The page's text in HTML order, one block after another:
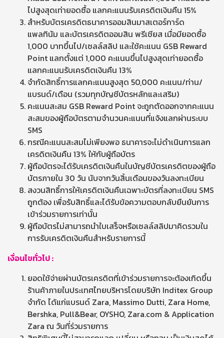
ไปสูงสุดเท่ายอดซื้อ แลกคะแนนรับเครดิตเงินคืน 15%
สำหรับบัตรเครดิตธนาคารออมสินมาสเตอร์การ์ด
แพลทินัม และบัตรเครดิตออมสิน พรีเชียส เมื่อมียอดซื้อ
1,000 บาทขึ้นไป/เซลล์สลิป และใช้คะแนน GSB Reward
Point แลกตั้งแต่ 1,000 คะแนนขึ้นไปสูงสุดเท่ายอดซื้อ
แลกคะแนนรับเครดิตเงินคืน 13%
จำกัดสิทธิ์การแลกคะแนนสูงสุด 50,000 คะแนน/ท่าน/
แบรนด์/เดือน (รวมทุกบัญชีบัตรหลักและเสริม)
คะแนนสะสม GSB Reward Point จะถูกตัดออกจากคะแนน
สะสมของผู้ถือบัตรตามจำนวนคะแนนที่แจ้งแลกผ่านระบบ
SMS
กรณีคะแนนสะสมไม่เพียงพอ ธนาคารจะไม่ดำเนินการแลก
เครดิตเงินคืน 13% ให้กับผู้ถือบัตร
ผู้ถือบัตรจะได้รับเครดิตเงินคืนในบัญชีบัตรเครดิตของผู้ถือ
บัตรภายใน 30 วัน นับจากวันสิ้นเดือนของวันลงทะเบียน
สงวนสิทธิ์การให้เครดิตเงินคืนเฉพาะบัตรที่ลงทะเบียน SMS
ถูกต้อง เพื่อรับสิทธิ์และได้รับข้อความตอบกลับยืนยันการ
เข้าร่วมรายการเท่านั้น
ผู้ถือบัตรไม่สามารถนำใบเสร็จหรือเซลล์สลิปมาคิดรวมใน
การรับเครดิตเงินคืนสำหรับรายการนี้
เงื่อนไขทั่วไป:
ยอดใช้จ่ายผ่านบัตรเครดิตที่เข้าร่วมรายการจะต้องเกิดขึ้น
ร้านค้าภายในประเทศไทยบริหารโดยบริษัท Inditex Group
จำกัด ได้แก่แบรนด์ Zara, Massimo Dutti, Zara Home,
Bershka, Pull&Bear, OYSHO, Zara.com & Application
Zara ณ วันที่ร่วมรายการ